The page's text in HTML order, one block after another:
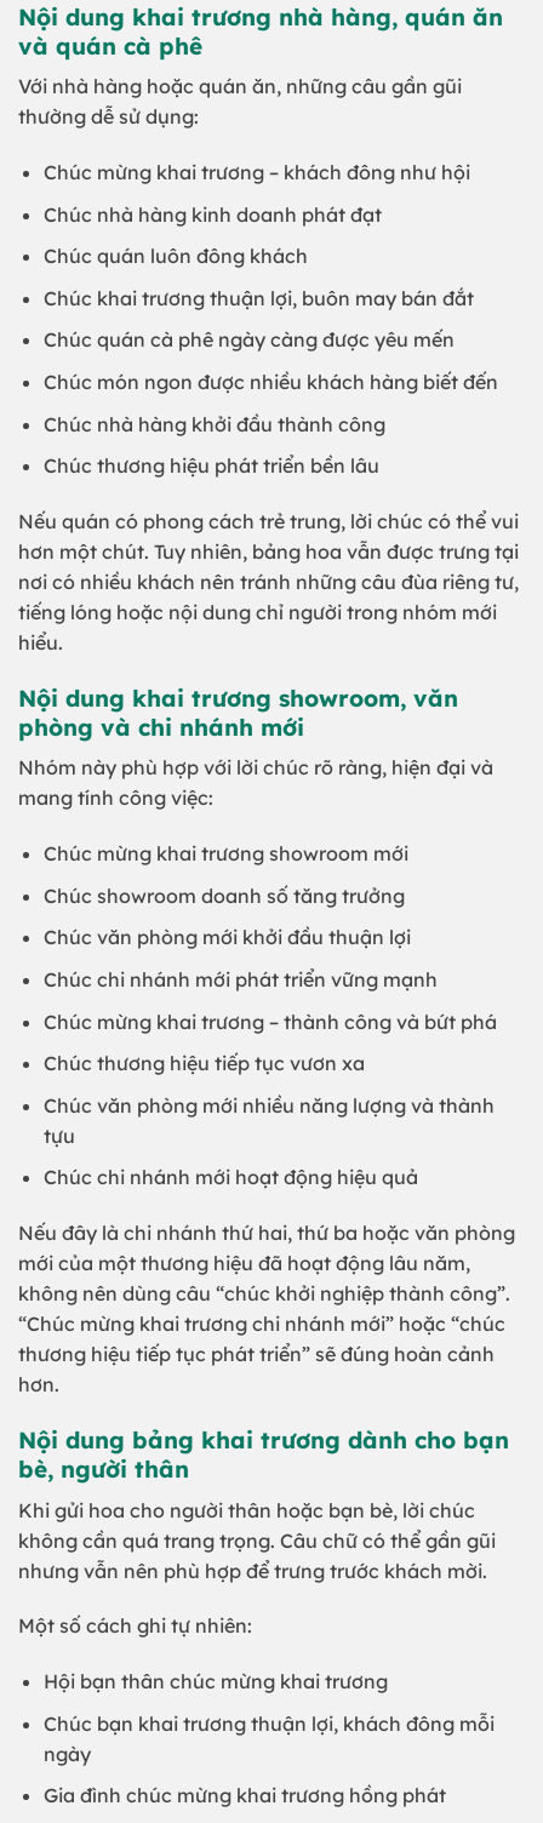
Nội dung khai trương nhà hàng, quán ăn
và quán cà phê
Với nhà hàng hoặc quán ăn, những câu gần gũi
thường dễ sử dụng:
Chúc mừng khai trương – khách đông như hội
Chúc nhà hàng kinh doanh phát đạt
Chúc quán luôn đông khách
Chúc khai trương thuận lợi, buôn may bán đắt
Chúc quán cà phê ngày càng được yêu mến
Chúc món ngon được nhiều khách hàng biết đến
Chúc nhà hàng khởi đầu thành công
Chúc thương hiệu phát triển bền lâu
Nếu quán có phong cách trẻ trung, lời chúc có thể vui
hơn một chút. Tuy nhiên, bảng hoa vẫn được trưng tại
nơi có nhiều khách nên tránh những câu đùa riêng tư,
tiếng lóng hoặc nội dung chỉ người trong nhóm mới
hiểu.
Nội dung khai trương showroom, văn
phòng và chi nhánh mới
Nhóm này phù hợp với lời chúc rõ ràng, hiện đại và
mang tính công việc:
Chúc mừng khai trương showroom mới
Chúc showroom doanh số tăng trưởng
Chúc văn phòng mới khởi đầu thuận lợi
Chúc chi nhánh mới phát triển vững mạnh
Chúc mừng khai trương – thành công và bứt phá
Chúc thương hiệu tiếp tục vươn xa
Chúc văn phòng mới nhiều năng lượng và thành
tựu
Chúc chi nhánh mới hoạt động hiệu quả
Nếu đây là chi nhánh thứ hai, thứ ba hoặc văn phòng
mới của một thương hiệu đã hoạt động lâu năm,
không nên dùng câu “chúc khởi nghiệp thành công”.
“Chúc mừng khai trương chi nhánh mới” hoặc “chúc
thương hiệu tiếp tục phát triển” sẽ đúng hoàn cảnh
hơn.
Nội dung bảng khai trương dành cho bạn
bè, người thân
Khi gửi hoa cho người thân hoặc bạn bè, lời chúc
không cần quá trang trọng. Câu chữ có thể gần gũi
nhưng vẫn nên phù hợp để trưng trước khách mời.
Một số cách ghi tự nhiên:
Hội bạn thân chúc mừng khai trương
Chúc bạn khai trương thuận lợi, khách đông mỗi
ngày
Gia đình chúc mừng khai trương hồng phát